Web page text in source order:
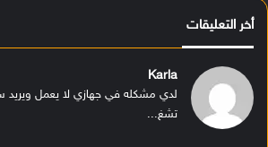
أخر التعليقات
Karla
لدي مشكله في جهازي لا يعمل ويريد
تشغ...